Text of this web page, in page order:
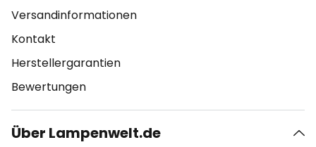
Versandinformationen
Kontakt
Herstellergarantien
Bewertungen
Über Lampenwelt.de